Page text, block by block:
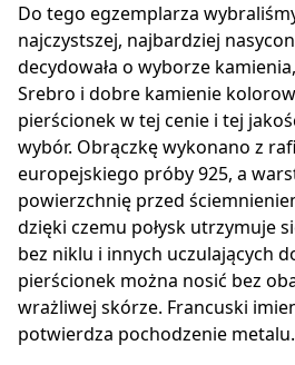
Do tego egzemplarza
najczystszej, najbardziej
decydowała o wyborze
Srebro i dobre kamienie
pierścionek w tej cenie i tej
wybór. Obrączkę wykonano z
europejskiego próby 925, a
powierzchnię przed
dzięki czemu połysk utrzymuje
bez niklu i innych uczulających
pierścionek można nosić bez
wrażliwej skórze. Francuski
potwierdza pochodzenie metalu.